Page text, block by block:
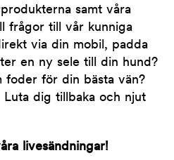
samt våra
frågor till vår kunniga
via din mobil, padda
en ny sele till din hund?
foder för din bästa vän?
dig tillbaka och njut
livesändningar!